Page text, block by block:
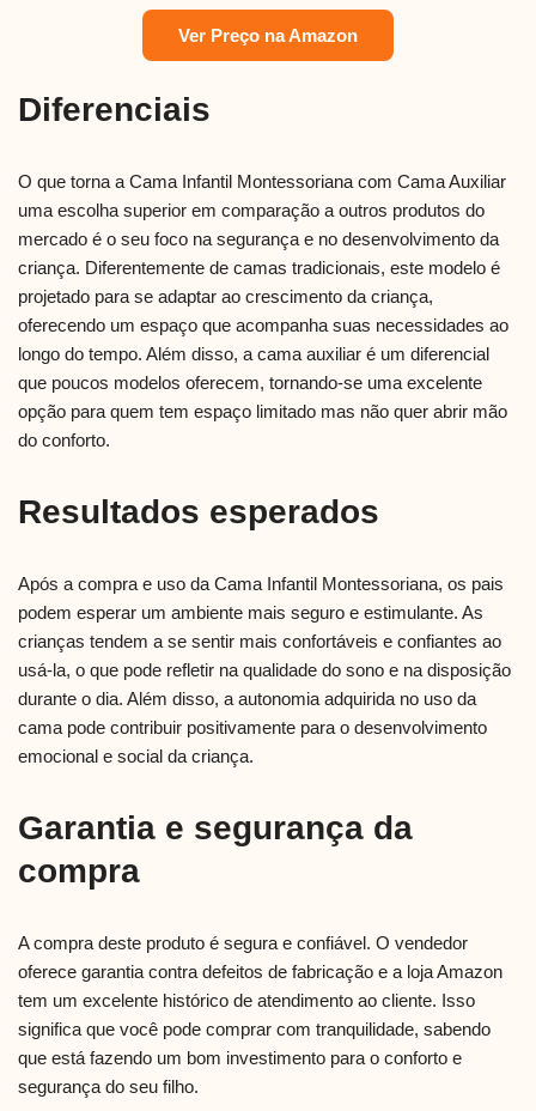
Ver Preço na Amazon
Diferenciais
O que torna a Cama Infantil Montessoriana com Cama Auxiliar
uma escolha superior em comparação a outros produtos do
mercado é o seu foco na segurança e no desenvolvimento da
criança. Diferentemente de camas tradicionais, este modelo é
projetado para se adaptar ao crescimento da criança,
oferecendo um espaço que acompanha suas necessidades ao
longo do tempo. Além disso, a cama auxiliar é um diferencial
que poucos modelos oferecem, tornando-se uma excelente
opção para quem tem espaço limitado mas não quer abrir mão
do conforto.
Resultados esperados
Após a compra e uso da Cama Infantil Montessoriana, os pais
podem esperar um ambiente mais seguro e estimulante. As
crianças tendem a se sentir mais confortáveis e confiantes ao
usá-la, o que pode refletir na qualidade do sono e na disposição
durante o dia. Além disso, a autonomia adquirida no uso da
cama pode contribuir positivamente para o desenvolvimento
emocional e social da criança.
Garantia e segurança da
compra
A compra deste produto é segura e confiável. O vendedor
oferece garantia contra defeitos de fabricação e a loja Amazon
tem um excelente histórico de atendimento ao cliente. Isso
significa que você pode comprar com tranquilidade, sabendo
que está fazendo um bom investimento para o conforto e
segurança do seu filho.